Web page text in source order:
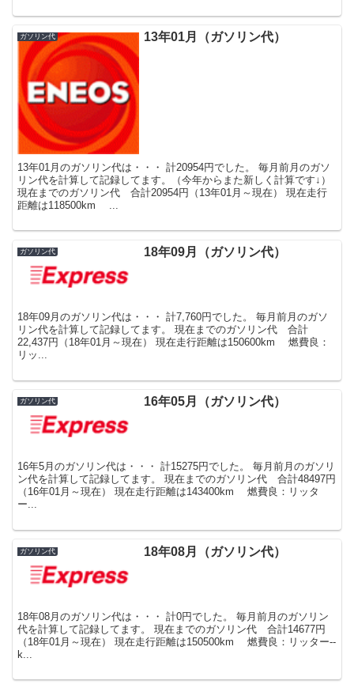
ガソリン代 13年01月（ガソリン代）
13年01月のガソリン代は・・・ 計20954円でした。 毎月前月のガソ
リン代を計算して記録してます。（今年からまた新しく計算です↓）
現在までのガソリン代 合計20954円（13年01月～現在） 現在走行
距離は118500km ...
ガソリン代 18年09月（ガソリン代）
18年09月のガソリン代は・・・ 計7,760円でした。 毎月前月のガソ
リン代を計算して記録してます。 現在までのガソリン代 合計
22,437円（18年01月～現在） 現在走行距離は150600km 燃費良：
リッ...
ガソリン代 16年05月（ガソリン代）
16年5月のガソリン代は・・・ 計15275円でした。 毎月前月のガソリ
ン代を計算して記録してます。 現在までのガソリン代 合計48497円
（16年01月～現在） 現在走行距離は143400km 燃費良：リッタ
ー...
ガソリン代 18年08月（ガソリン代）
18年08月のガソリン代は・・・ 計0円でした。 毎月前月のガソリン
代を計算して記録してます。 現在までのガソリン代 合計14677円
（18年01月～現在） 現在走行距離は150500km 燃費良：リッター--
k...